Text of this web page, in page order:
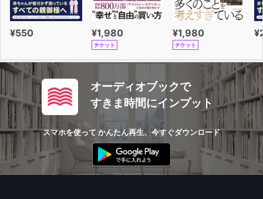
¥550 ¥1,980
チケット
¥1,980
チケット
オーディオブックで
すきま時間にインプット
スマホを使って かんたん再生、今すぐダウンロード